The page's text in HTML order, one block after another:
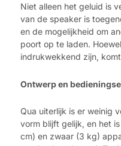
Niet alleen het geluid is
van de speaker is
en de mogelijkheid om
poort op te laden.
indrukwekkend zijn,
Ontwerp en
Qua uiterlijk is er weinig
vorm blijft gelijk, en het
cm) en zwaar (3 kg)